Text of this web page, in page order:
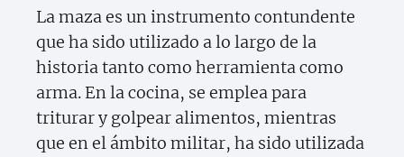
La maza es un instrumento contundente
que ha sido utilizado a lo largo de la
historia tanto como herramienta como
arma. En la cocina, se emplea para
triturar y golpear alimentos, mientras
que en el ámbito militar, ha sido utilizada